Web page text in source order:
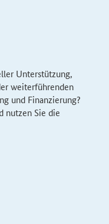
Unterstützung,
weiterführenden
und Finanzierung?
nutzen Sie die